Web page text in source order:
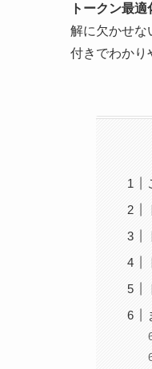
トークン最適
解に欠かせな
付きでわかり